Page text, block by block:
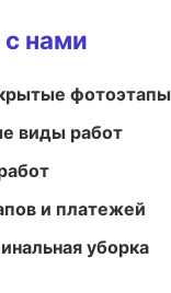
нами
фотоэтапы
виды работ
и платежей
уборка